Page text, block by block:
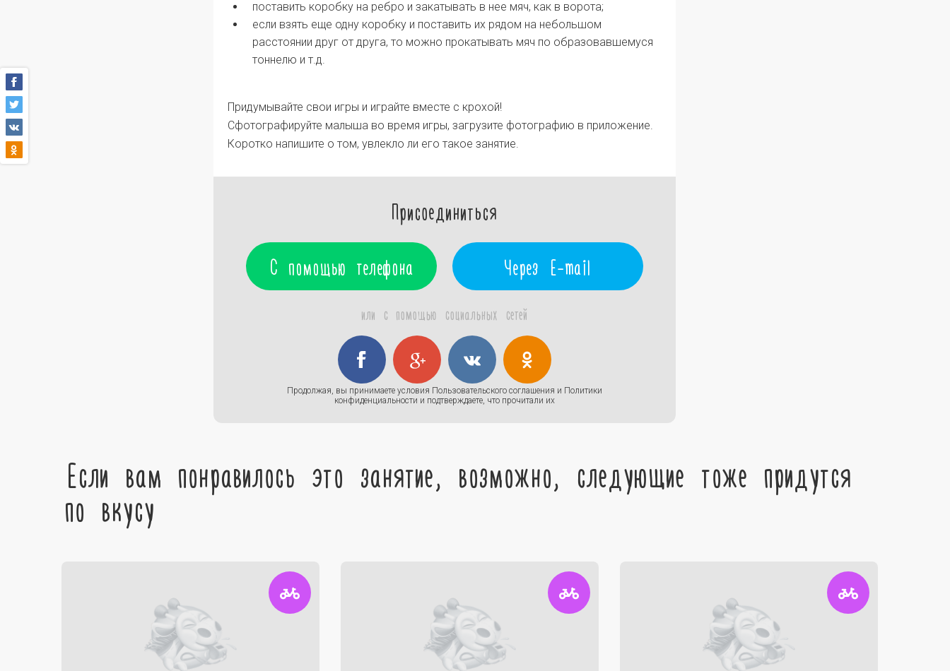
поставить коробку на ребро и закатывать в нее мяч, как в ворота;
если взять еще одну коробку и поставить их рядом на небольшом
расстоянии друг от друга, то можно прокатывать мяч по образовавшемуся
тоннелю и т.д.
Придумывайте свои игры и играйте вместе с крохой!
Сфотографируйте малыша во время игры, загрузите фотографию в приложение.
Коротко напишите о том, увлекло ли его такое занятие.
Присоединиться
С помощью телефона Через E-mail
или с помощью социальных сетей
Продолжая, вы принимаете условия Пользовательского соглашения и Политики
конфиденциальности и подтверждаете, что прочитали их
Если вам понравилось это занятие, возможно, следующие тоже придутся
по вкусу